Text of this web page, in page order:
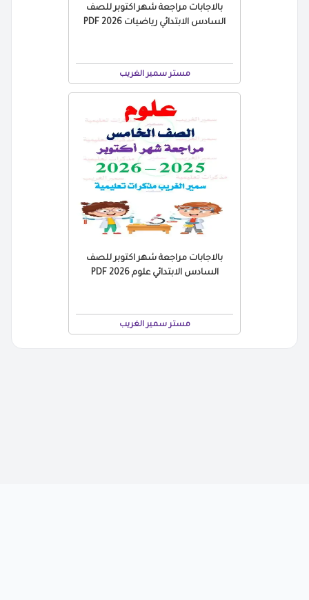
بالاجابات مراجعة شهر اكتوبر للصف
السادس الابتدائي رياضيات 2026 PDF
مستر سمير الغريب
بالاجابات مراجعة شهر اكتوبر للصف
السادس الابتدائي علوم 2026 PDF
مستر سمير الغريب